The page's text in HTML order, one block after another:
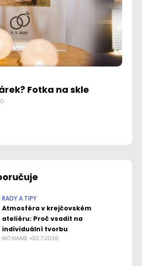
Fotka na skle
RADY A TIPY
Atmosféra v krejčovském
ateliéru: Proč vsadit na
individuální tvorbu
NO NAME 30.7.2026